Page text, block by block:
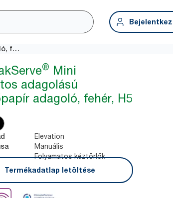
Tork PeakServe® Mini folyamatos adagolású kéztörlőpapír adagoló, fehér, H5
® Mini
adagolású
adagoló, fehér, H5
Elevation
Manuális
Folyamatos kéztörlők
Termékadatlap letöltése